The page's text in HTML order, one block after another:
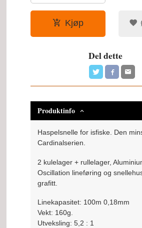
Kjøp
Del dette
Produktinfo
Haspelsnelle for isfiske. Den
Cardinalserien.
2 kulelager + rullelager,
Oscillation lineføring og
grafitt.
Linekapasitet: 100m 0,18mm
Vekt: 160g.
Utveksling: 5,2 : 1